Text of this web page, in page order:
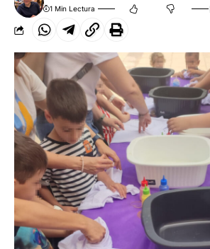
1 Min Lectura